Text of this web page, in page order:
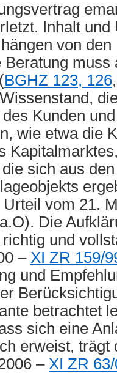
Inhalt und
von
muss
BGHZ 123, 126
Kunden
wie etwa die
sich aus
Urteil vom 21.
Die
und
– XI ZR 159/
und
betrachtet
sich eine
erweist, trägt
– XI ZR